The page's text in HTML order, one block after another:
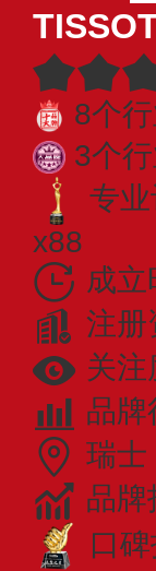
8个
3个
专
x88
成
注册
关注
品牌
瑞士
品牌
口